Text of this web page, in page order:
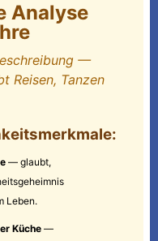
Analyse
—
Reisen, Tanzen
— glaubt,
Leben.
Küche—